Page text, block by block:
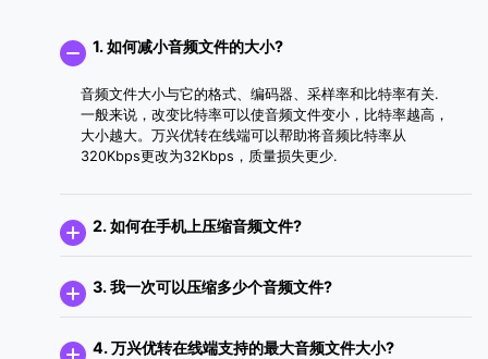
1. 如何减小音频文件的大小?
音频文件大小与它的格式、编码器、采样率和比特率有关.
一般来说，改变比特率可以使音频文件变小，比特率越高，
大小越大。万兴优转在线端可以帮助将音频比特率从
320Kbps更改为32Kbps，质量损失更少.
2. 如何在手机上压缩音频文件?
3. 我一次可以压缩多少个音频文件?
4. 万兴优转在线端支持的最大音频文件大小?